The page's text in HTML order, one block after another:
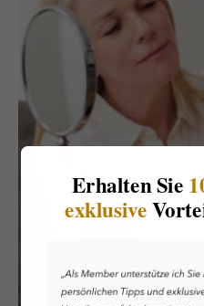
Erhalten Sie
exklusive